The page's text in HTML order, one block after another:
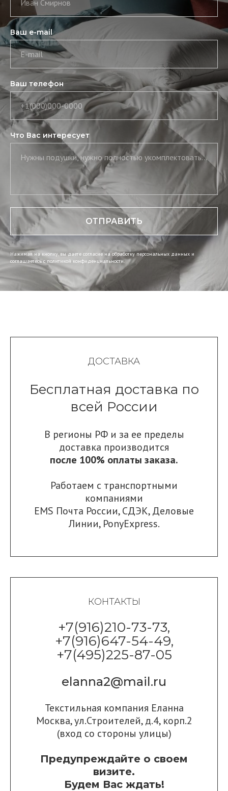
Иван Смирнов
Ваш e-mail
E-mail
Ваш телефон
+1(000)000-0000
Что Вас интересует
Нужны подушки, нужно полностью укомплектовать постель, нужны скатерть и салфетки
ОТПРАВИТЬ
Нажимая на кнопку, вы даете согласие на обработку персональных данных и
соглашаетесь c политикой конфиденциальности.
ДОСТАВКА
Бесплатная доставка по
всей России
В регионы РФ и за ее пределы
доставка производится
после 100% оплаты заказа.
Работаем с транспортными
компаниями
EMS Почта России,СДЭК,Деловые
Линии, PonyExpress.
КОНТАКТЫ
+7(916)210-73-73,
+7(916)647-54-49,
+7(495)225-87-05
elanna2@mail.ru
Текстильная компания Еланна
Москва, ул.Строителей, д.4, корп.2
(вход со стороны улицы)
Предупреждайте о своем
визите.
Будем Вас ждать!